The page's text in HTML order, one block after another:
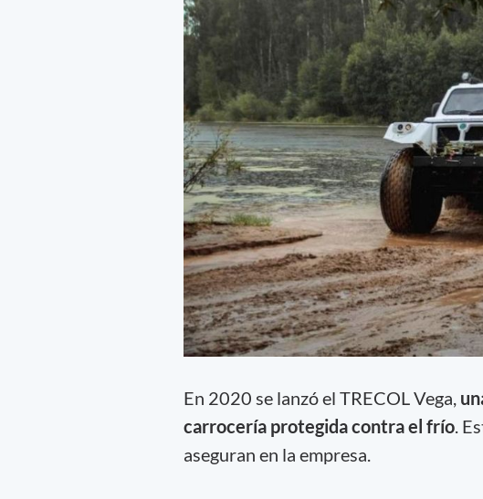
En 2020 se lanzó el TRECOL Vega,
carrocería protegida contra el frío.
aseguran en la empresa.